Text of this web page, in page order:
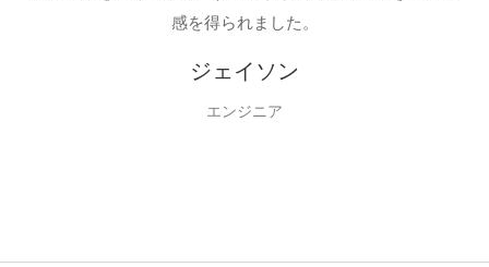
感を得られました。
ジェイソン
エンジニア